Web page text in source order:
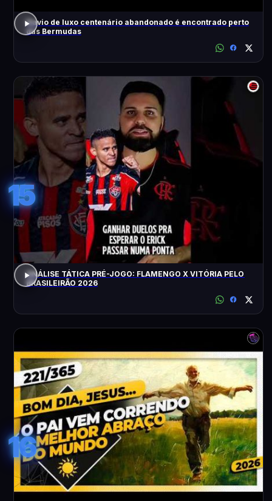
Navio de luxo centenário abandonado é encontrado perto
das Bermudas
15
ANÁLISE TÁTICA PRÉ-JOGO: FLAMENGO X VITÓRIA PELO
BRASILEIRÃO 2026
16